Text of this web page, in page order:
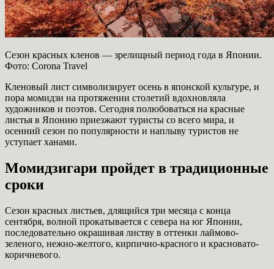
Сезон красных кленов — зрелищный период года в Японии.
Фото: Corona Travel
Кленовый лист символизирует осень в японской культуре, и
пора момидзи на протяжении столетий вдохновляла
художников и поэтов. Сегодня полюбоваться на красные
листья в Японию приезжают туристы со всего мира, и
осенний сезон по популярности и наплыву туристов не
уступает ханами.
Момидзигари пройдет в традиционные
сроки
Сезон красных листьев, длящийся три месяца с конца
сентября, волной прокатывается с севера на юг Японии,
последовательно окрашивая листву в оттенки лаймово-
зеленого, нежно-желтого, кирпично-красного и красновато-
коричневого.